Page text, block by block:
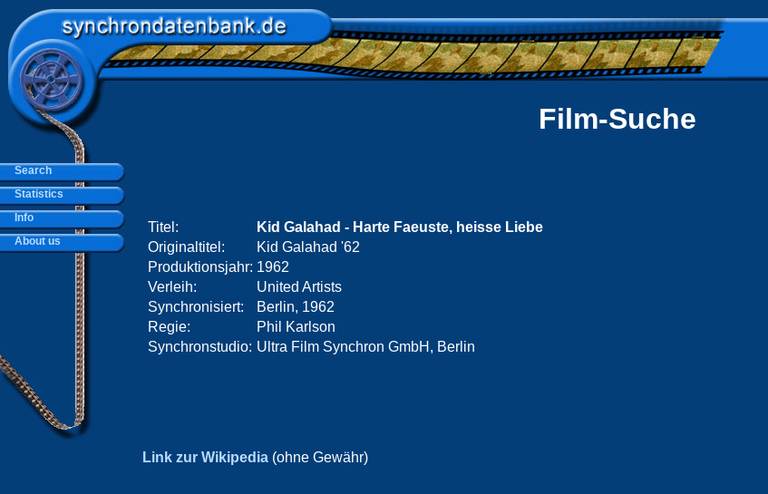
Film-Suche
Titel:
Kid Galahad - Harte Faeuste, heisse Liebe
Originaltitel:
Kid Galahad '62
Produktionsjahr: 1962
Verleih:
United Artists
Synchronisiert:
Berlin, 1962
Regie:
Phil Karlson
Synchronstudio: Ultra Film Synchron GmbH, Berlin
Link zur Wikipedia (ohne Gewähr)
Search
Statistics
Info
About us